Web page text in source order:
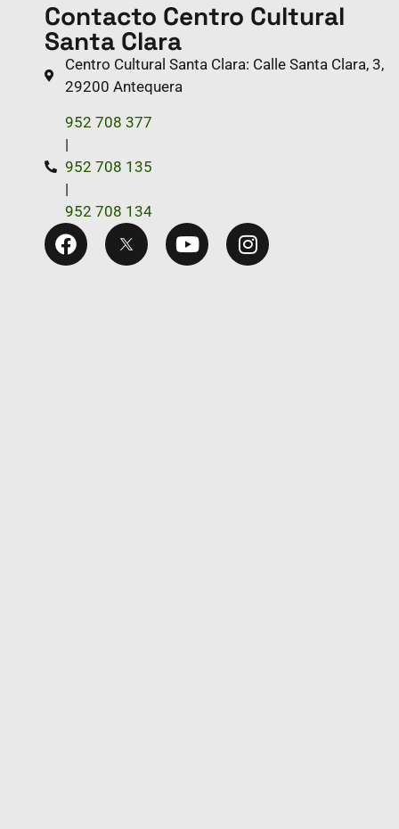
Contacto Centro Cultural
Santa Clara
Centro Cultural Santa Clara: Calle Santa Clara, 3,
29200 Antequera
952 708 377
|
952 708 135
|
952 708 134